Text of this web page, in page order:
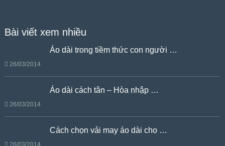
Bài viết xem nhiều
Áo dài trong tiềm thức con người …
26/03/2014
Áo dài cách tân – Hòa nhập …
26/03/2014
Cách chọn vải may áo dài cho …
26/03/2014